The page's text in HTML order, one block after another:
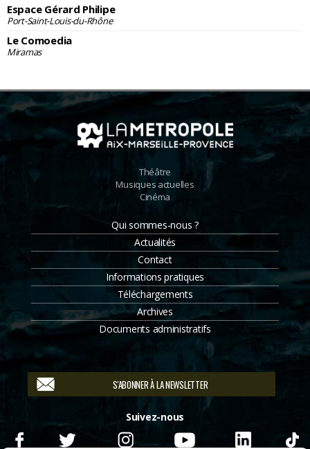
Espace Gérard Philipe
Port-Saint-Louis-du-Rhône
Le Comoedia
Miramas
Théâtre
Musiques actuelles
Cinéma
Qui sommes-nous ?
Actualités
Contact
Informations pratiques
Téléchargements
Archives
Documents administratifs
S'ABONNER À LA NEWSLETTER
Suivez-nous